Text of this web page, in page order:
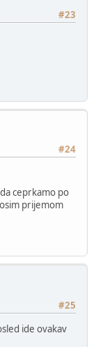
#23
#24
ceprkamo po
prijemom
#25
ide ovakav